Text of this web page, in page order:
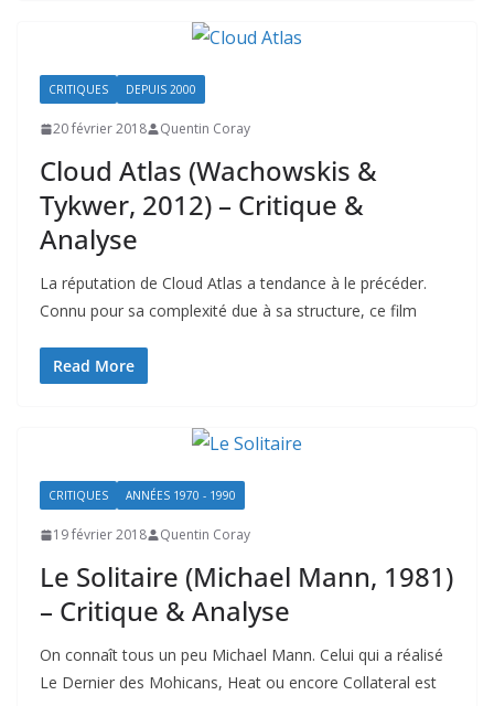
CRITIQUES DEPUIS 2000
20 février 2018 Quentin Coray
Cloud Atlas (Wachowskis &
Tykwer, 2012) – Critique &
Analyse
La réputation de Cloud Atlas a tendance à le précéder.
Connu pour sa complexité due à sa structure, ce film
Read More
CRITIQUES ANNÉES 1970 - 1990
19 février 2018 Quentin Coray
Le Solitaire (Michael Mann, 1981)
– Critique & Analyse
On connaît tous un peu Michael Mann. Celui qui a réalisé
Le Dernier des Mohicans, Heat ou encore Collateral est